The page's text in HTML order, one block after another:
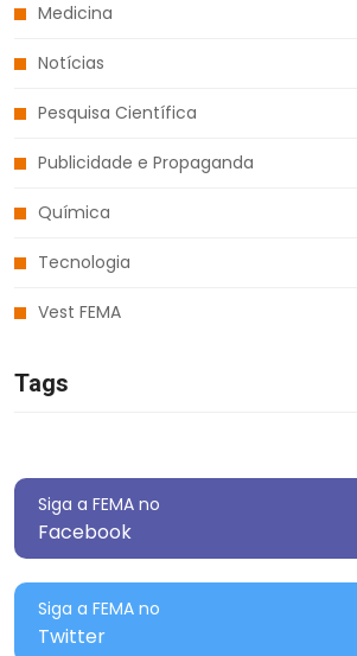
Medicina
Notícias
Pesquisa Científica
Publicidade e Propaganda
Química
Tecnologia
Vest FEMA
Tags
Siga a FEMA no
Facebook
Siga a FEMA no
Twitter